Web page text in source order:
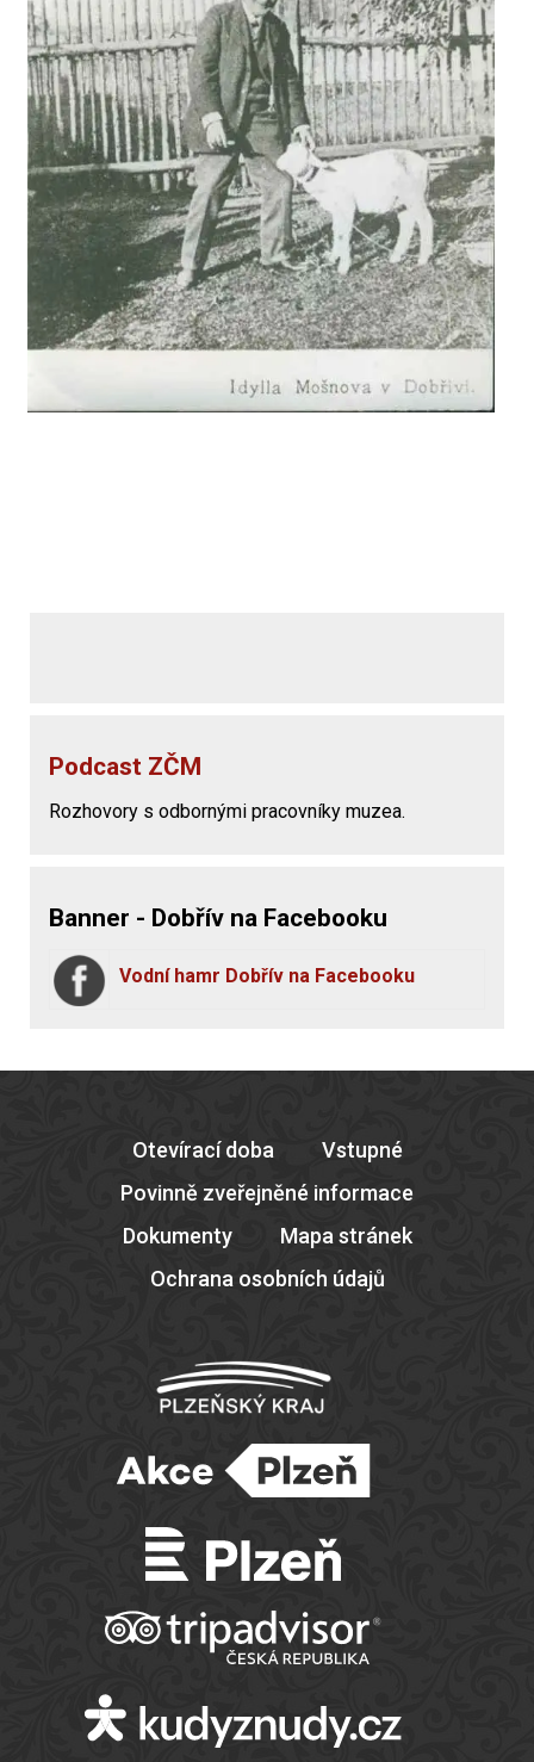
Podcast ZČM
Rozhovory s odbornými pracovníky muzea.
Banner - Dobřív na Facebooku
Vodní hamr Dobřív na Facebooku
Otevírací doba
Vstupné
Povinně zveřejněné informace
Dokumenty
Mapa stránek
Ochrana osobních údajů